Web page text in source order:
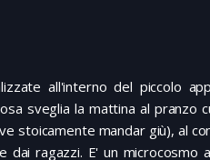
all'interno del piccolo
sveglia la mattina al pranzo
stoicamente mandar giù), al
dai ragazzi. E' un microcosmo